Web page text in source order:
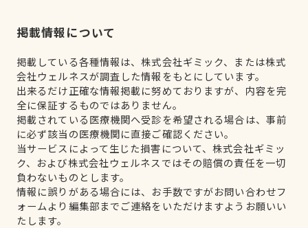
掲載情報について
掲載している各種情報は、株式会社ギミック、または株式
会社ウェルネスが調査した情報をもとにしています。
出来るだけ正確な情報掲載に努めておりますが、内容を完
全に保証するものではありません。
掲載されている医療機関へ受診を希望される場合は、事前
に必ず該当の医療機関に直接ご確認ください。
当サービスによって生じた損害について、株式会社ギミッ
ク、および株式会社ウェルネスではその賠償の責任を一切
負わないものとします。
情報に誤りがある場合には、お手数ですがお問い合わせフ
ォームより編集部までご連絡をいただけますようお願いい
たします。